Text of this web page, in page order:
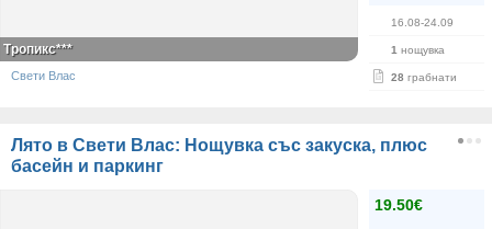
16.08-24.09
1 нощувка
28 грабнати
Тропикс***
Свети Влас
Лято в Свети Влас: Нощувка със закуска, плюс
басейн и паркинг
19.50€